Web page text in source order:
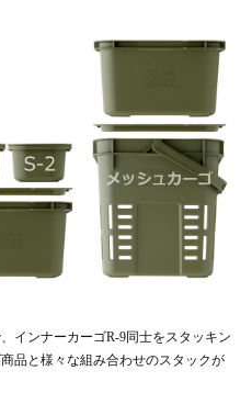
インナーカーゴR-9同士をスタッキン
品と様々な組み合わせのスタックが